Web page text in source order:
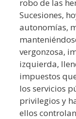
robo de las
Sucesiones,
autonomías,
vergonzosa,
izquierda,
impuestos
los servicios
privilegios y
ellos